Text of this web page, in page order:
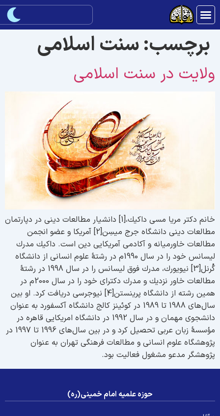
برچسب:سنت اسلامی
در سنت اسلامی
خانم دكتر مریا مسى داكیك،[1] دانشیار مطالعات دینى در دپارتمان
مطالعات دینى دانشگاه جرج میسِن[2] آمریكا و عضو انجمن
خاورمیانه و آكادمى آمریكایى دین است. داكیك مدرك
لیسانس خود را در سال 1990م در رشتۀ علوم انسانى از دانشگاه
كُرنل[3] نیویورك، مدرك فوق لیسانس را در سال 1998 در رشتۀ
مطالعات خاور نزدیك و مدرك دكتراى خود را در سال 2000م در
همین رشته از دانشگاه پرینستن[4] نیوجرسى دریافت كرد. او بین
سال‌هاى 1988 تا 1989 در كوئینز كالج دانشگاه آكسفورد به عنوان
دانشجوى مهمان و در سال 1992 در دانشگاه امریكایى قاهره در
مؤسسۀ زبان عربى تحصیل كرد و در بین سال‌هاى 1996 تا 1997 در
علوم انسانى و مطالعات فرهنگى تهران به عنوان
مدعو مشغول فعالیت بود.
حوزه علمیه امام خمینی(ره)